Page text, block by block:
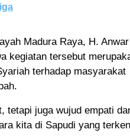
Madura Raya, H. Anwar
kegiatan tersebut
terhadap masyarakat
tetapi juga wujud empati
kita di Sapudi yang